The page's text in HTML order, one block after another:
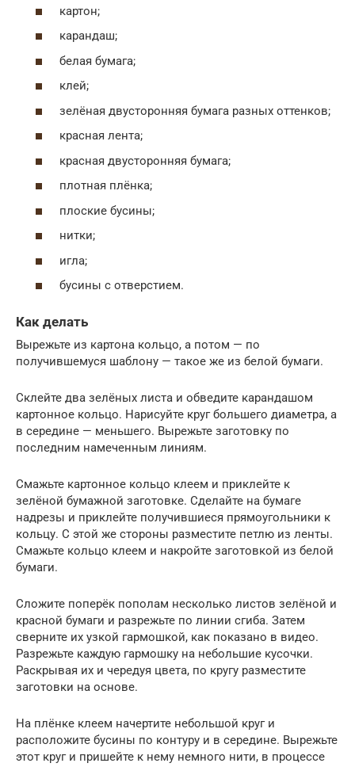
картон;
карандаш;
белая бумага;
клей;
зелёная двусторонняя бумага разных оттенков;
красная лента;
красная двусторонняя бумага;
плотная плёнка;
плоские бусины;
нитки;
игла;
бусины с отверстием.
Как делать
Вырежьте из картона кольцо, а потом — по
получившемуся шаблону — такое же из белой бумаги.
Склейте два зелёных листа и обведите карандашом
картонное кольцо. Нарисуйте круг большего диаметра, а
в середине — меньшего. Вырежьте заготовку по
последним намеченным линиям.
Смажьте картонное кольцо клеем и приклейте к
зелёной бумажной заготовке. Сделайте на бумаге
надрезы и приклейте получившиеся прямоугольники к
кольцу. С этой же стороны разместите петлю из ленты.
Смажьте кольцо клеем и накройте заготовкой из белой
бумаги.
Сложите поперёк пополам несколько листов зелёной и
красной бумаги и разрежьте по линии сгиба. Затем
сверните их узкой гармошкой, как показано в видео.
Разрежьте каждую гармошку на небольшие кусочки.
Раскрывая их и чередуя цвета, по кругу разместите
заготовки на основе.
На плёнке клеем начертите небольшой круг и
расположите бусины по контуру и в середине. Вырежьте
этот круг и пришейте к нему немного нити, в процессе